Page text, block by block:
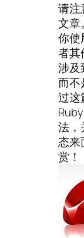
请注
文章
你使
者其
涉及
而不
过这
法，
态来
赏！